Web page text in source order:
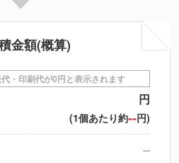
金額(概算)
・印刷代が0円と表示されます
円
(1個あたり約--円)
--